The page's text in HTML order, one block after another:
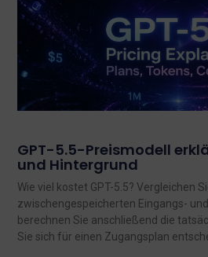
GPT-5.5-Preismodell
und Hintergrund
Wie viel kostet GPT-5.5? Vergleichen
zwischengespeicherten Eingangs-
berechnen Sie anschließend die
Sie sich für einen Zugangsplan